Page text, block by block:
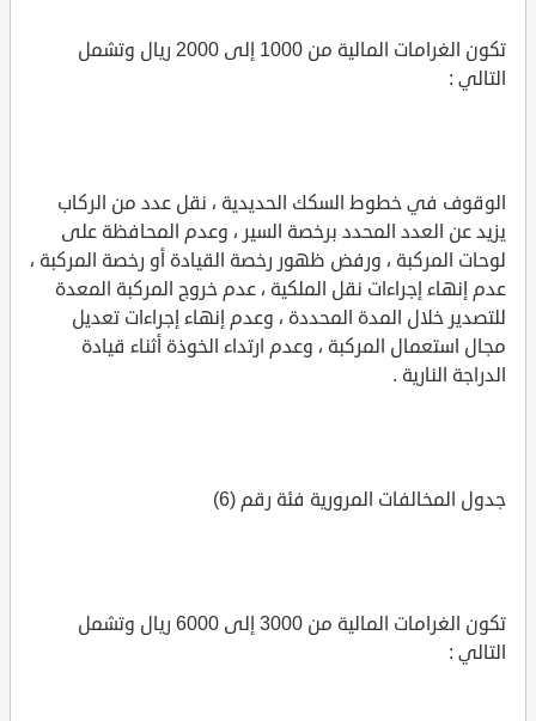
تكون الغرامات المالية من 1000 إلى 2000 ريال وتشمل
التالي :
الوقوف في خطوط السكك الحديدية ، نقل عدد من الركاب
يزيد عن العدد المحدد برخصة السير ، وعدم المحافظة على
لوحات المركبة ، ورفض ظهور رخصة القيادة أو رخصة المركبة ،
عدم إنهاء إجراءات نقل الملكية ، عدم خروج المركبة المعدة
للتصدير خلال المدة المحددة ، وعدم إنهاء إجراءات تعديل
مجال استعمال المركبة ، وعدم ارتداء الخوذة أثناء قيادة
الدراجة النارية .
جدول المخالفات المرورية فئة رقم (6)
تكون الغرامات المالية من 3000 إلى 6000 ريال وتشمل
التالي :